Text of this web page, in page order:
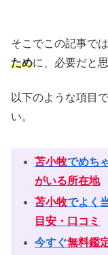
そこでこの記事で
ために、必要だと
以下のような項目
い。
苫小牧でめち
がいる所在地
苫小牧でよく
目安・口コミ
今すぐ無料鑑